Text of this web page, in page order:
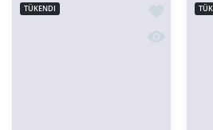
TÜKENDI
İstek